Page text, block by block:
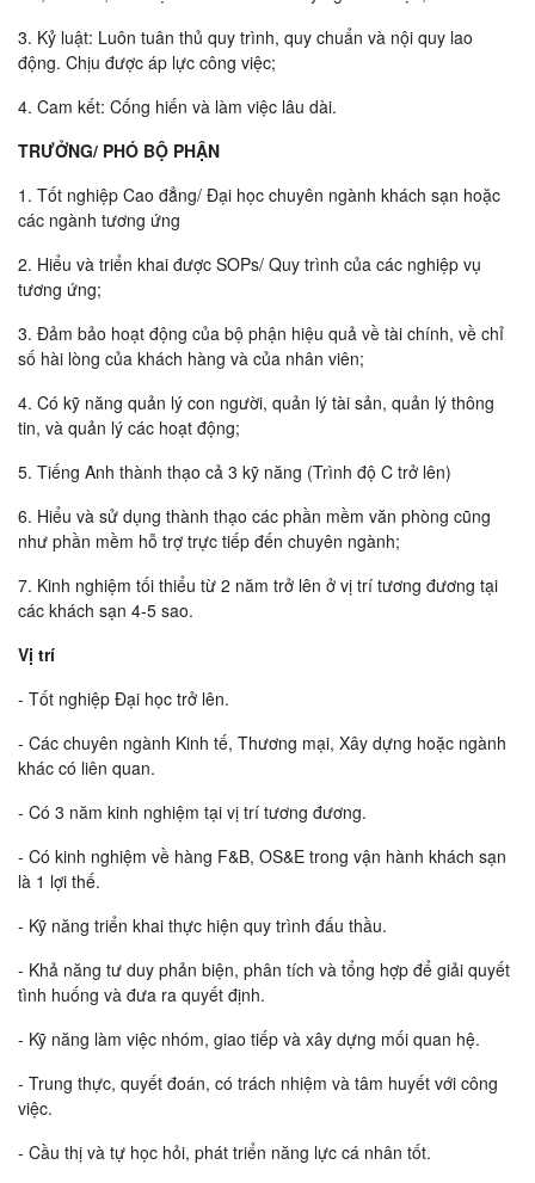
3. Kỷ luật: Luôn tuân thủ quy trình, quy chuẩn và nội quy lao
động. Chịu được áp lực công việc;
4. Cam kết: Cống hiến và làm việc lâu dài.
TRƯỞNG/ PHÓ BỘ PHẬN
1. Tốt nghiệp Cao đẳng/ Đại học chuyên ngành khách sạn hoặc
các ngành tương ứng
2. Hiểu và triển khai được SOPs/ Quy trình của các nghiệp vụ
tương ứng;
3. Đảm bảo hoạt động của bộ phận hiệu quả về tài chính, về chỉ
số hài lòng của khách hàng và của nhân viên;
4. Có kỹ năng quản lý con người, quản lý tài sản, quản lý thông
tin, và quản lý các hoạt động;
5. Tiếng Anh thành thạo cả 3 kỹ năng (Trình độ C trở lên)
6. Hiểu và sử dụng thành thạo các phần mềm văn phòng cũng
như phần mềm hỗ trợ trực tiếp đến chuyên ngành;
7. Kinh nghiệm tối thiểu từ 2 năm trở lên ở vị trí tương đương tại
các khách sạn 4-5 sao.
Vị trí
- Tốt nghiệp Đại học trở lên.
- Các chuyên ngành Kinh tế, Thương mại, Xây dựng hoặc ngành
khác có liên quan.
- Có 3 năm kinh nghiệm tại vị trí tương đương.
- Có kinh nghiệm về hàng F&B, OS&E trong vận hành khách sạn
là 1 lợi thế.
- Kỹ năng triển khai thực hiện quy trình đấu thầu.
- Khả năng tư duy phản biện, phân tích và tổng hợp để giải quyết
tình huống và đưa ra quyết định.
- Kỹ năng làm việc nhóm, giao tiếp và xây dựng mối quan hệ.
- Trung thực, quyết đoán, có trách nhiệm và tâm huyết với công
việc.
- Cầu thị và tự học hỏi, phát triển năng lực cá nhân tốt.